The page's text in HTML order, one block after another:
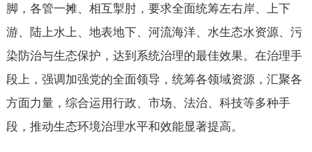
脚，各管一摊、相互掣肘，要求全面统筹左右岸、上下
游、陆上水上、地表地下、河流海洋、水生态水资源、污
染防治与生态保护，达到系统治理的最佳效果。在治理手
段上，强调加强党的全面领导，统筹各领域资源，汇聚各
方面力量，综合运用行政、市场、法治、科技等多种手
段，推动生态环境治理水平和效能显著提高。